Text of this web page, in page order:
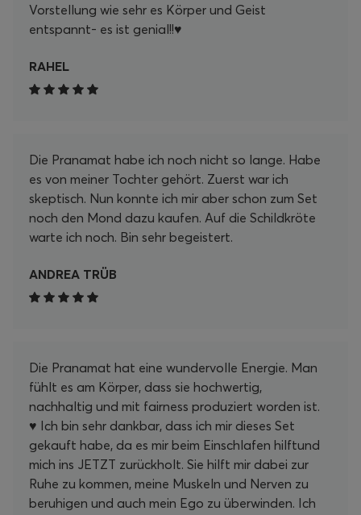
Vorstellung wie sehr es Körper und Geist
entspannt- es ist genial!!♥️
RAHEL
Die Pranamat habe ich noch nicht so lange. Habe
es von meiner Tochter gehört. Zuerst war ich
skeptisch. Nun konnte ich mir aber schon zum Set
noch den Mond dazu kaufen. Auf die Schildkröte
warte ich noch. Bin sehr begeistert.
ANDREA TRÜB
Die Pranamat hat eine wundervolle Energie. Man
fühlt es am Körper, dass sie hochwertig,
nachhaltig und mit fairness produziert worden ist.
♥️ Ich bin sehr dankbar, dass ich mir dieses Set
gekauft habe, da es mir beim Einschlafen hilftund
mich ins JETZT zurückholt. Sie hilft mir dabei zur
Ruhe zu kommen, meine Muskeln und Nerven zu
beruhigen und auch mein Ego zu überwinden. Ich